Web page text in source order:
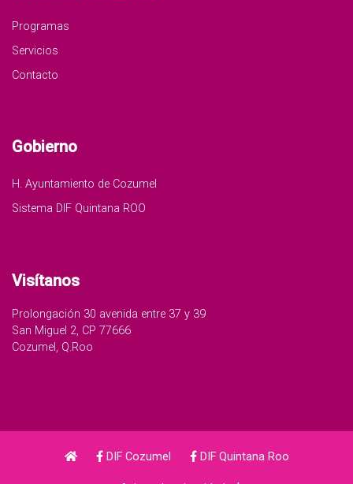
Programas
Servicios
Contacto
Gobierno
H. Ayuntamiento de Cozumel
Sistema DIF Quintana ROO
Visítanos
Prolongación 30 avenida entre 37 y 39
San Miguel 2, CP 77666
Cozumel, Q.Roo
DIF Cozumel DIF Quintana Roo